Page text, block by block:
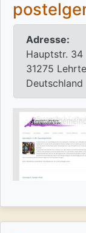
Adresse:
Hauptstr. 34
31275 Lehrte
Deutschland